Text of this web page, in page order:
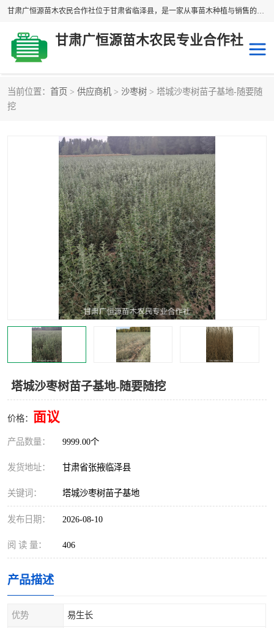
甘肃广恒源苗木农民合作社位于甘肃省临泽县，是一家从事苗木种植与销售的农民合作组织，合作社拥有苗木基地1500多亩，种植苗木品种40多个，年产各类苗木2000多万株。主营：白刺苗、红柳苗、梭梭苗等，我们以“种植一流的苗子，诚信经营”的经营理念，竭诚为每一位客户做优质的服务，欢迎来电咨询！
甘肃广恒源苗木农民专业合作社
当前位置： 首页 > 供应商机 > 沙枣树 > 塔城沙枣树苗子基地-随要随
挖
塔城沙枣树苗子基地-随要随挖
价格： 面议
产品数量： 9999.00个
发货地址： 甘肃省张掖临泽县
关键词： 塔城沙枣树苗子基地
发布日期： 2026-08-10
阅 读 量： 406
产品描述
优势 易生长
柠条
白刺苗
红柳苗
柽柳苗
四翅滨藜